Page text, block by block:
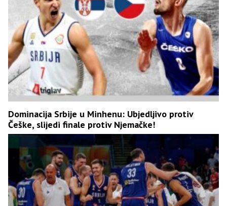
Dominacija Srbije u Minhenu: Ubjedljivo protiv
Češke, slijedi finale protiv Njemačke!